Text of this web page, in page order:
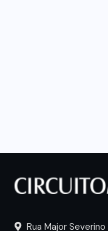
Rua Major